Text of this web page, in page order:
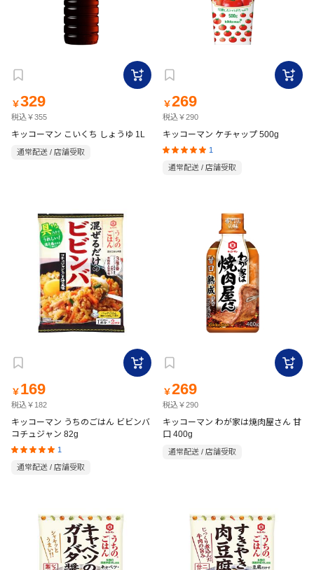
￥329
税込￥355
キッコーマン こいくち しょうゆ 1L
通常配送 / 店舗受取
￥269
税込￥290
キッコーマン ケチャップ 500g
1
通常配送 / 店舗受取
￥ 169
税込￥182
キッコーマン うちのごはん ビビンバ
コチュジャン 82g
1
通常配送 / 店舗受取
￥269
税込￥290
キッコーマン わが家は焼肉屋さん 甘
口 400g
通常配送 / 店舗受取